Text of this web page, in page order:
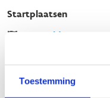
Toestemming
Startplaatsen
Sportveldenstraat